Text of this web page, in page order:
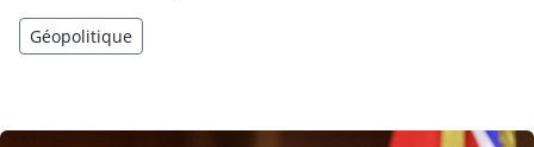
Géopolitique